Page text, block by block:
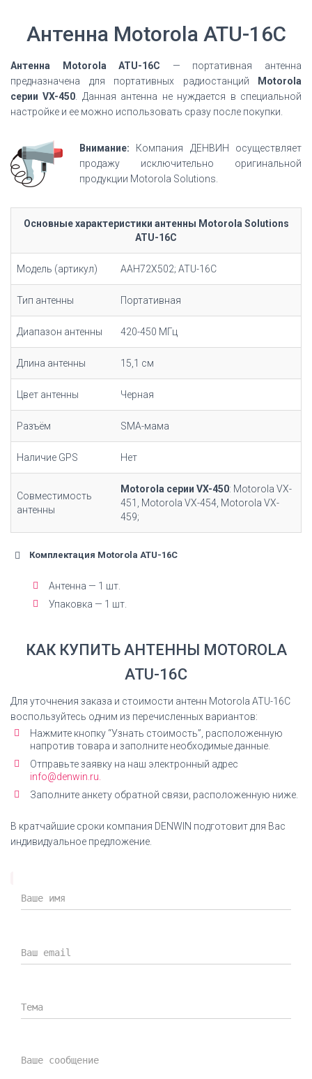
Антенна Motorola ATU-16C
Антенна Motorola ATU-16C — портативная антенна
предназначена для портативных радиостанций
Motorola
серии VX-450 . Данная антенна не нуждается в специальной
настройке и ее можно использовать сразу после покупки.
Внимание: Компания ДЕНВИН осуществляет
продажу исключительно оригинальной
продукции Motorola Solutions.
Основные характеристики антенны Motorola Solutions
ATU-16C
Модель (артикул) AAH72X502; ATU-16C
Тип антенны Портативная
Диапазон антенны 420-450 МГц
Длина антенны 15,1 см
Цвет антенны Черная
Разъём SMA-мама
Наличие GPS Нет
Совместимость
антенны
Motorola серии VX-450: Motorola VX-
451, Motorola VX-454, Motorola VX-
459;
Комплектация Motorola ATU-16C
Антенна — 1 шт.
Упаковка — 1 шт.
КАК КУПИТЬ АНТЕННЫ MOTOROLA
ATU-16C
Для уточнения заказа и стоимости антенн Motorola ATU-16C
воспользуйтесь одним из перечисленных вариантов:
Нажмите кнопку “Узнать стоимость”, расположенную
напротив товара и заполните необходимые данные.
Отправьте заявку на наш электронный адрес
info@denwin.ru.
Заполните анкету обратной связи, расположенную ниже.
В кратчайшие сроки компания DENWIN подготовит для Вас
индивидуальное предложение.